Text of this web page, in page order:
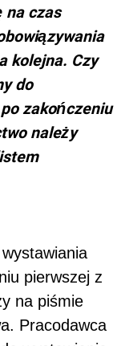
na czas
kolejna. Czy
do
zakończeniu
należy
pierwszej z
na piśmie
Pracodawca